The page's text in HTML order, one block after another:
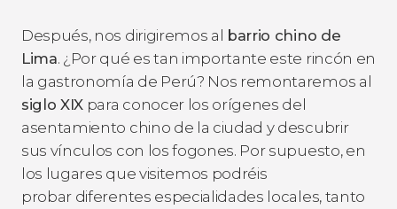
Después, nos dirigiremos al barrio chino de
Lima. ¿Por qué es tan importante este rincón en
la gastronomía de Perú? Nos remontaremos al
siglo XIX para conocer los orígenes del
asentamiento chino de la ciudad y descubrir
sus vínculos con los fogones. Por supuesto, en
los lugares que visitemos podréis
probar diferentes especialidades locales, tanto